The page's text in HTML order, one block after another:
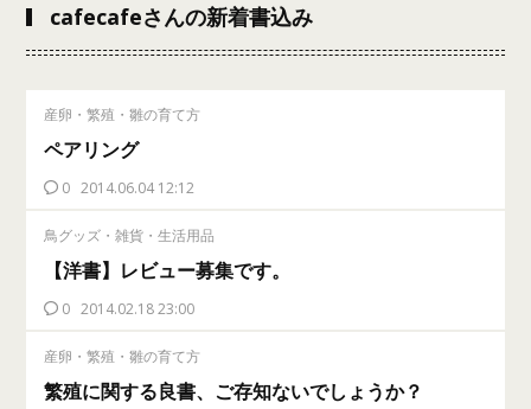
cafecafeさんの新着書込み
産卵・繁殖・雛の育て方
ペアリング
0 2014.06.04 12:12
鳥グッズ・雑貨・生活用品
【洋書】レビュー募集です。
0 2014.02.18 23:00
産卵・繁殖・雛の育て方
繁殖に関する良書、ご存知ないでしょうか？